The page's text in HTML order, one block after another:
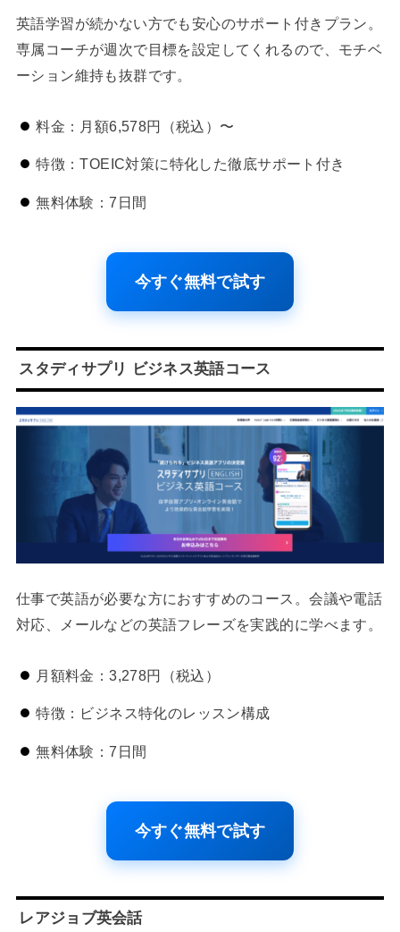
英語学習が続かない方でも安心のサポート付きプラン。
専属コーチが週次で目標を設定してくれるので、モチベ
ーション維持も抜群です。
料金：月額6,578円（税込）〜
特徴：TOEIC対策に特化した徹底サポート付き
無料体験：7日間
今すぐ無料で試す
スタディサプリ ビジネス英語コース
仕事で英語が必要な方におすすめのコース。会議や電話
対応、メールなどの英語フレーズを実践的に学べます。
月額料金：3,278円（税込）
特徴：ビジネス特化のレッスン構成
無料体験：7日間
今すぐ無料で試す
レアジョブ英会話